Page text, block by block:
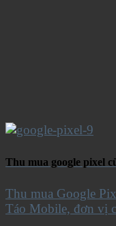
Thu mua google pixel
Thu mua Google
Táo Mobile, đơn vị